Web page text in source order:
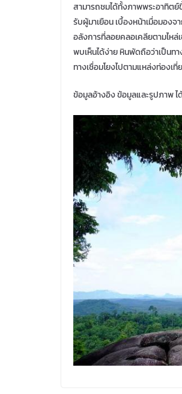
สามารถชมได้ทั้งภาพพระอาทิต
รับผู้มาเยือน เบื้องหน้าเมื่อมองจ
อลังการที่ลอยคลอเคลียตามไห
พบเห็นได้ง่าย หินพัดถือว่าเป็นท
ทางเชื่อมโยงไปตามแหล่งท่องเ
ข้อมูลอ้างอิง ข้อมูลและรูปภาพ ไ